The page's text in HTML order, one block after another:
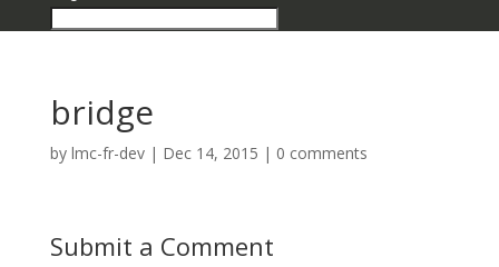
bridge
by lmc-fr-dev| Dec 14, 2015 | 0 comments
Submit a Comment